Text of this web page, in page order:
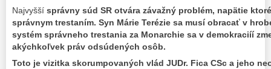
Najvyšší správny súd SR otvára závažný problém, napätie
správnym trestaním. Syn Márie Terézie sa musí obracať v
systém správneho trestania za Monarchie sa v demokraciíí
akýchkoľvek práv odsúdených osôb.
Toto je vizitka skorumpovaných vlád JUDr. Fica CSc a jeho